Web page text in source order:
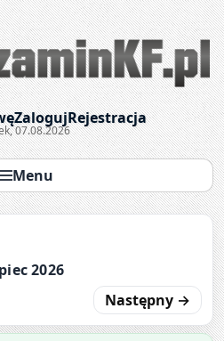
Egzaminy krótkofalarskie
ZalogujRejestracja
07.08.2026
Menu
2026
Następny →